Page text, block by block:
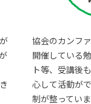
協会のカンフ
開催している
ト等、受講後
心して活動が
制が整っていま